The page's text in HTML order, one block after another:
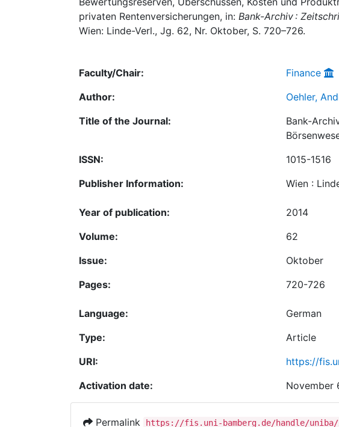
privaten Rentenversicherungen, in: Bank-Archiv :
Wien: Linde-Verl., Jg. 62, Nr. Oktober, S. 720–726.
Faculty/Chair:
Finance
Author:
Oehler,
Title of the Journal:
Bank-
ISSN:
1015-1516
Publisher Information:
Wien :
Year of publication:
2014
Volume:
62
Issue:
Oktober
Pages:
720-726
Language:
German
Type:
Article
URI:
https://
Activation date:
November
Permalink https://fis.uni-bamberg.de/handle/uniba/